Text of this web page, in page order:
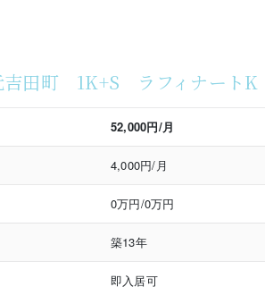
吉田町 1K+S ラフィナートK
52,000円/月
4,000円/月
0万円/0万円
築13年
即入居可